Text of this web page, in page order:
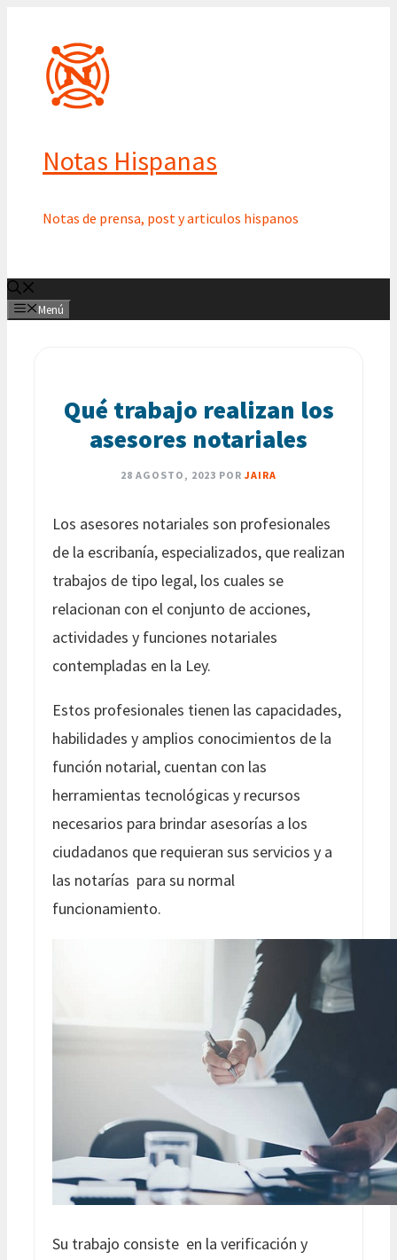
contenido
Notas Hispanas
Notas de prensa, post y articulos hispanos
Menú
Qué trabajo realizan los
asesores notariales
28 AGOSTO, 2023 POR JAIRA
Los asesores notariales son profesionales
de la escribanía, especializados, que realizan
trabajos de tipo legal, los cuales se
relacionan con el conjunto de acciones,
actividades y funciones notariales
contempladas en la Ley.
Estos profesionales tienen las capacidades,
habilidades y amplios conocimientos de la
función notarial, cuentan con las
herramientas tecnológicas y recursos
necesarios para brindar asesorías a los
ciudadanos que requieran sus servicios y a
las notarías para su normal
funcionamiento.
Su trabajo consiste en la verificación y